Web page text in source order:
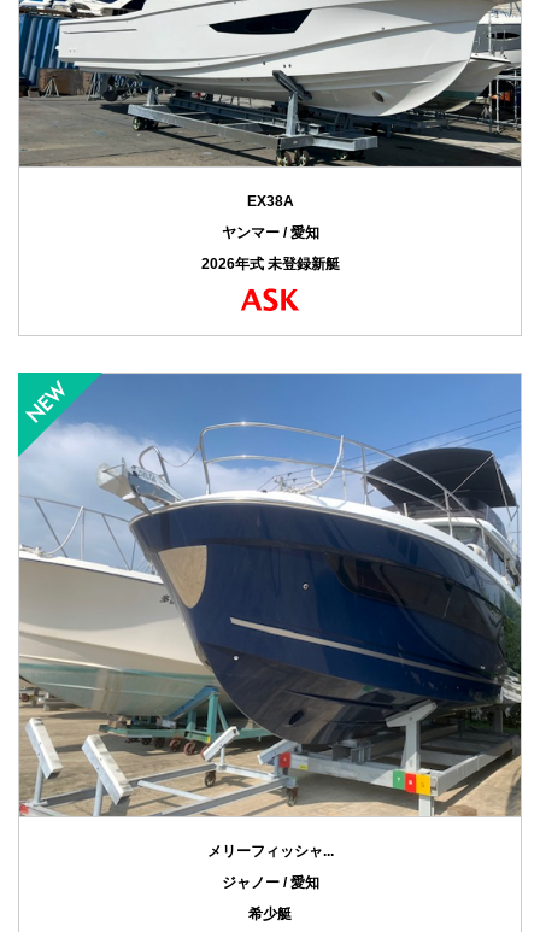
EX38A
ヤンマー / 愛知
2026年式 未登録新艇
メリーフィッシャ...
ジャノー / 愛知
希少艇